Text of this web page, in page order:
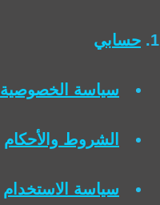
حسابي
سياسة الخصوصية
الشروط والأحكام
سياسة الاستخدام